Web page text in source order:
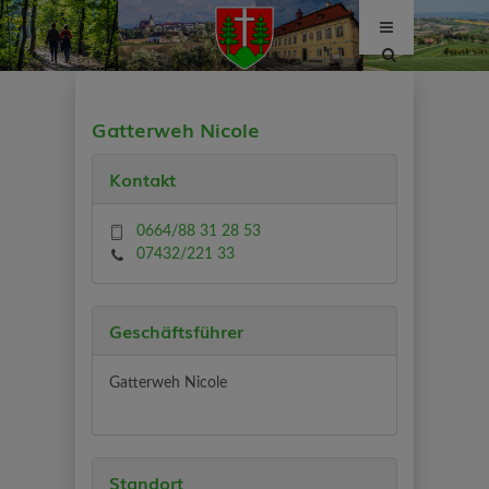
Site
search
Gatterweh Nicole
Kontakt
0664/88 31 28 53
07432/221 33
Geschäftsführer
Gatterweh Nicole
Standort